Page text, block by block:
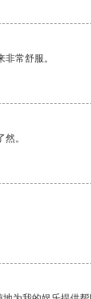
常舒服。
。